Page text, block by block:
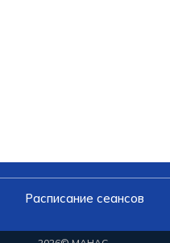
Расписание сеансов